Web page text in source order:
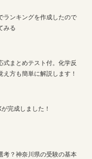
ランキングを作成したので
みる
式まとめテスト付。化学反
方も簡単に解説します！
完成しました！
考？神奈川県の受験の基本